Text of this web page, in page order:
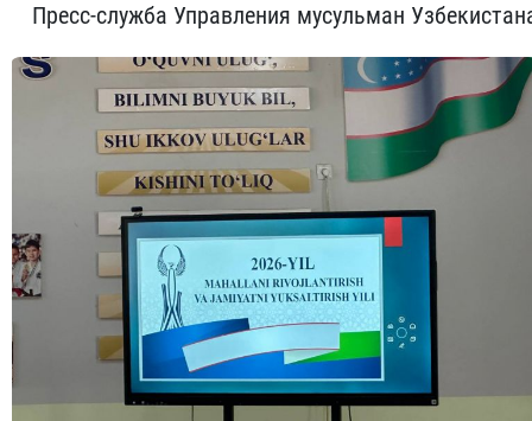
Пресс-служба Управления мусульман